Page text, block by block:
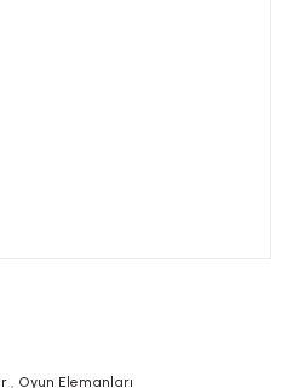
Oyun Elemanları